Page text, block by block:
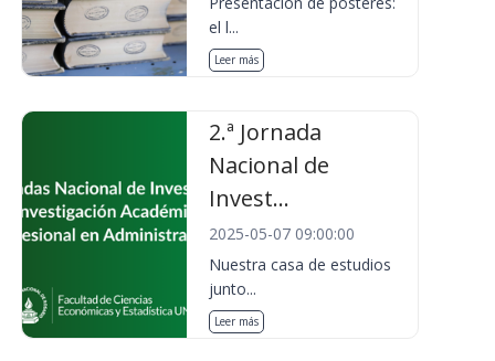
el l...
Leer más
2.ª Jornada
Nacional de
Invest...
2025-05-07 09:00:00
Nuestra casa de estudios
junto...
Leer más